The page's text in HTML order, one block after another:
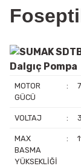
MOTOR
GÜCÜ
:
VOLTAJ :
MAX
BASMA
YÜKSEKLİĞİ
: